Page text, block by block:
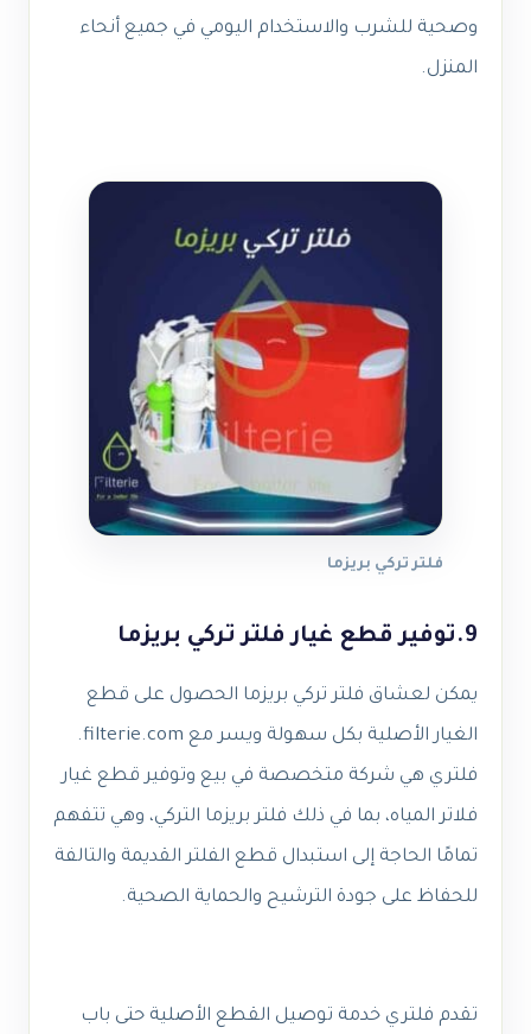
وصحية للشرب والاستخدام اليومي في جميع أنحاء
المنزل.
فلتر تركي بريزما
9.توفير قطع غيار فلتر تركي بريزما
يمكن لعشاق فلتر تركي بريزما الحصول على قطع
الغيار الأصلية بكل سهولة ويسر مع filterie.com.
فلتري هي شركة متخصصة في بيع وتوفير قطع غيار
فلاتر المياه، بما في ذلك فلتر بريزما التركي، وهي تتفهم
تمامًا الحاجة إلى استبدال قطع الفلتر القديمة والتالفة
للحفاظ على جودة الترشيح والحماية الصحية.
تقدم فلتري خدمة توصيل القطع الأصلية حتى باب